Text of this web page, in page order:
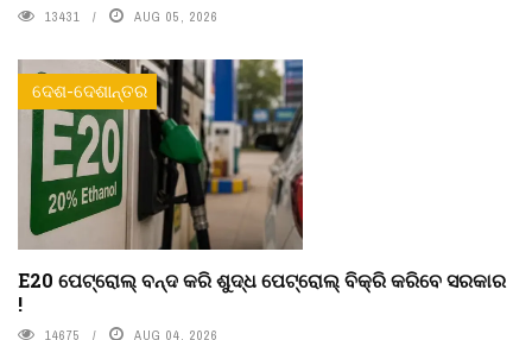
13431 AUG 05, 2026
ଦେଶ-ଦେଶାନ୍ତର
E20 ପେଟ୍ରୋଲ୍ ବନ୍ଦ କରି ଶୁଦ୍ଧ ପେଟ୍ରୋଲ୍ ବିକ୍ରି କରିବେ ସରକାର
!
14675 AUG 04, 2026